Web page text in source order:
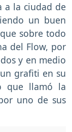
a la ciudad de
un buen
sobre todo
del Flow, por
y en medio
grafiti en su
que llamó la
uno de sus